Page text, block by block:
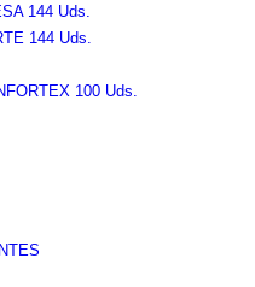
144 Uds.
144 Uds.
100 Uds.